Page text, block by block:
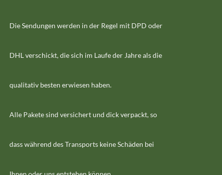
Die Sendungen werden in der Regel mit DPD oder
DHL verschickt, die sich im Laufe der Jahre als die
qualitativ besten erwiesen haben.
Alle Pakete sind versichert und dick verpackt, so
dass während des Transports keine Schäden bei